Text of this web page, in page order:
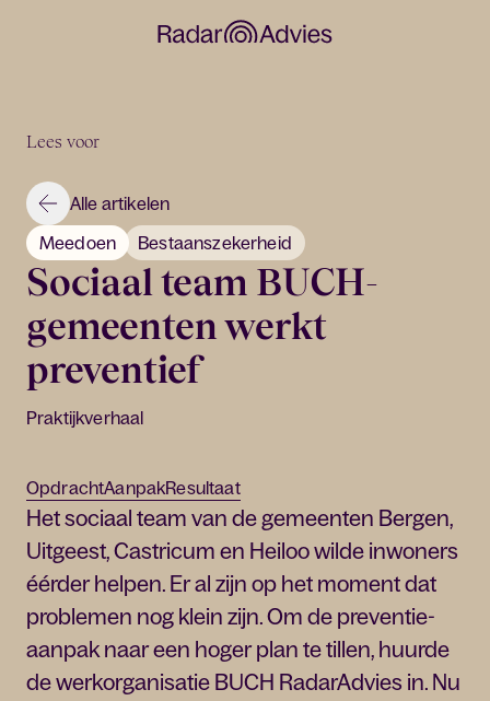
Lees voor
Alle artikelen
Meedoen
Bestaanszekerheid
Sociaal team BUCH-
gemeenten werkt
preventief
Praktijkverhaal
OpdrachtAanpakResultaat
Het sociaal team van de gemeenten Bergen,
Uitgeest, Castricum en Heiloo wilde inwoners
éérder helpen. Er al zijn op het moment dat
problemen nog klein zijn. Om de preventie-
aanpak naar een hoger plan te tillen, huurde
de werkorganisatie BUCH RadarAdvies in. Nu